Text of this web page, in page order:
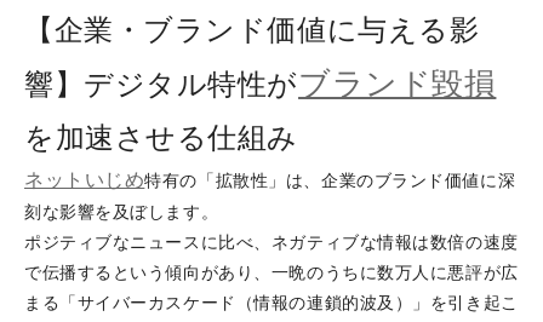
【企業・ブランド価値に与える影
響】デジタル特性がブランド毀損
を加速させる仕組み
ネットいじめ特有の「拡散性」は、企業のブランド価値に深
刻な影響を及ぼします。
ポジティブなニュースに比べ、ネガティブな情報は数倍の速度
で伝播するという傾向があり、一晩のうちに数万人に悪評が広
まる「サイバーカスケード（情報の連鎖的波及）」を引き起こ